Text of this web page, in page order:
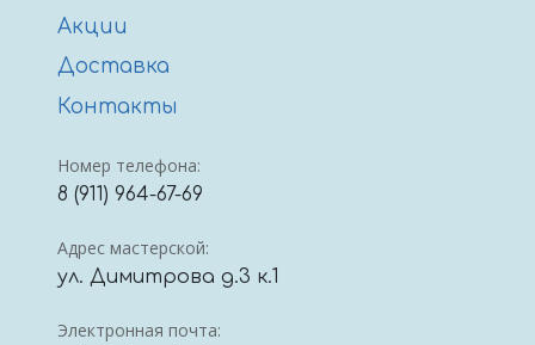
Акции
Доставка
Контакты
Номер телефона:
8 (911) 964-67-69
Адрес мастерской:
ул. Димитрова д.3 к.1
Электронная почта: